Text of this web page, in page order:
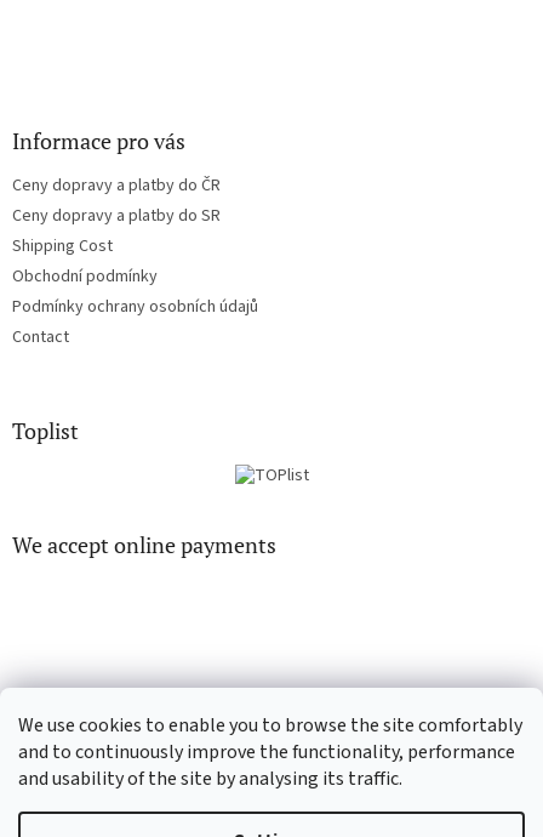
We use cookies to enable you to browse the site comfortably
and to continuously improve the functionality, performance
and usability of the site by analysing its traffic.
Informace pro vás
Ceny dopravy a platby do ČR
Ceny dopravy a platby do SR
Shipping Cost
Obchodní podmínky
Podmínky ochrany osobních údajů
Contact
Toplist
We accept online payments
Created by Shoptet